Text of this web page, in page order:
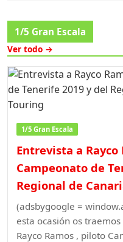
1/5 Gran Escala
Ver todo →
1/5 Gran Escala
Entrevista a Rayco
Campeonato de
Regional de
(adsbygoogle =
esta ocasión os
Rayco Ramos , piloto